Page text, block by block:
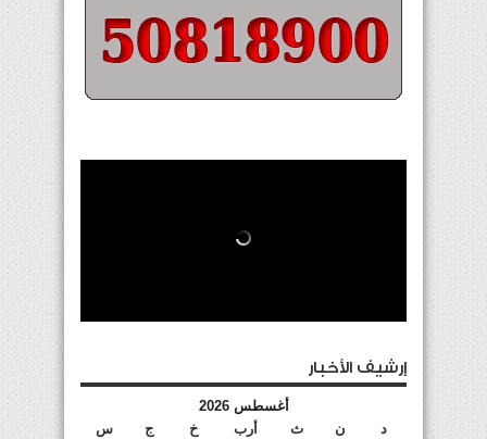
إرشيف الأخبار
أغسطس 2026
د
ن ث أرب خ ج
س